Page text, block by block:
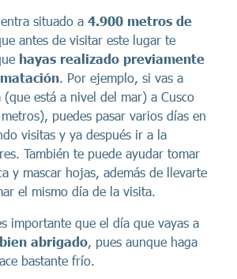
situado a 4.900 metros de
antes de visitar este lugar te
hayas realizado previamente
. Por ejemplo, si vas a
(que está a nivel del mar) a Cusco
puedes pasar varios días en
visitas y ya después ir a la
También te puede ayudar tomar
y mascar hojas, además de llevarte
el mismo día de la visita.
importante que el día que vayas a
abrigado, pues aunque haga
bastante frío.